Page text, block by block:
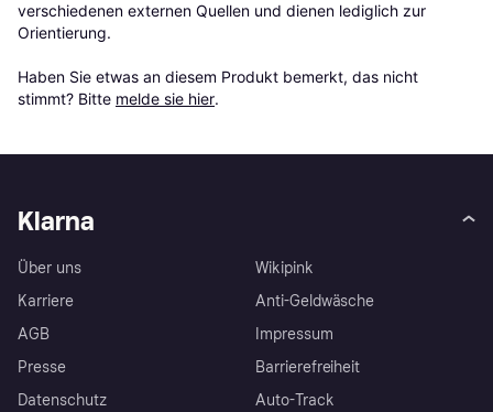
verschiedenen externen Quellen und dienen lediglich zur
Orientierung.
Haben Sie etwas an diesem Produkt bemerkt, das nicht
stimmt? Bitte melde sie hier.
Klarna
Über uns
Karriere
AGB
Presse
Datenschutz
Wikipink
Anti-Geldwäsche
Impressum
Barrierefreiheit
Auto-Track